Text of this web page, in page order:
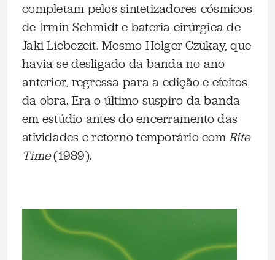
completam pelos sintetizadores cósmicos
de Irmin Schmidt e bateria cirúrgica de
Jaki Liebezeit. Mesmo Holger Czukay, que
havia se desligado da banda no ano
anterior, regressa para a edição e efeitos
da obra. Era o último suspiro da banda
em estúdio antes do encerramento das
atividades e retorno temporário comRite
Time(1989).